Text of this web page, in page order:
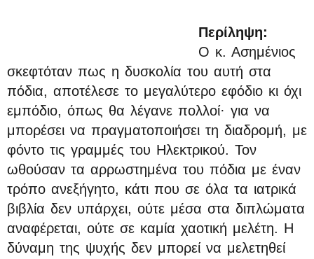
Περίληψη:
Ο κ. Ασημένιος
σκεφτόταν πως η δυσκολία του αυτή στα
πόδια, αποτέλεσε το μεγαλύτερο εφόδιο κι όχι
εμπόδιο, όπως θα λέγανε πολλοί· για να
μπορέσει να πραγματοποιήσει τη διαδρομή, με
φόντο τις γραμμές του Ηλεκτρικού. Τον
ωθούσαν τα αρρωστημένα του πόδια με έναν
τρόπο ανεξήγητο, κάτι που σε όλα τα ιατρικά
βιβλία δεν υπάρχει, ούτε μέσα στα διπλώματα
αναφέρεται, ούτε σε καμία χαοτική μελέτη. Η
δύναμη της ψυχής δεν μπορεί να μελετηθεί